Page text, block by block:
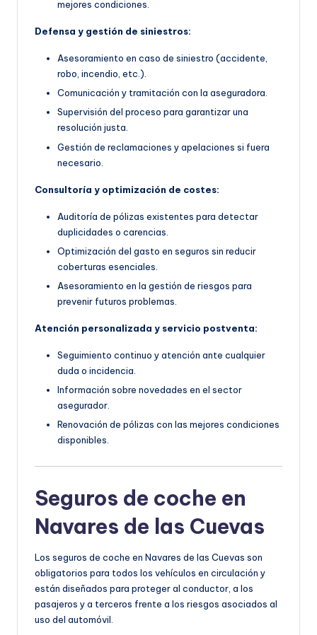
mejores condiciones.
Defensa y gestión de siniestros:
Asesoramiento en caso de siniestro (accidente,
robo, incendio, etc.).
Comunicación y tramitación con la aseguradora.
Supervisión del proceso para garantizar una
resolución justa.
Gestión de reclamaciones y apelaciones si fuera
necesario.
Consultoría y optimización de costes:
Auditoría de pólizas existentes para detectar
duplicidades o carencias.
Optimización del gasto en seguros sin reducir
coberturas esenciales.
Asesoramiento en la gestión de riesgos para
prevenir futuros problemas.
Atención personalizada y servicio postventa:
Seguimiento continuo y atención ante cualquier
duda o incidencia.
Información sobre novedades en el sector
asegurador.
Renovación de pólizas con las mejores condiciones
disponibles.
Seguros de coche en
Navares de las Cuevas
Los seguros de coche en Navares de las Cuevas son
obligatorios para todos los vehículos en circulación y
están diseñados para proteger al conductor, a los
pasajeros y a terceros frente a los riesgos asociados al
uso del automóvil.